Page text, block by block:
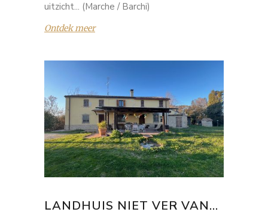
uitzicht... (Marche / Barchi)
Ontdek meer
LANDHUIS NIET VER VAN...